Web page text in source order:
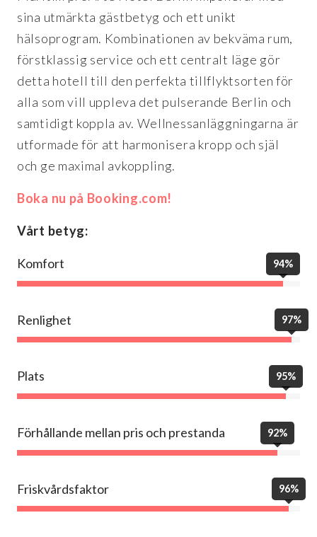
sina utmärkta gästbetyg och ett unikt
hälsoprogram. Kombinationen av bekväma rum,
förstklassig service och ett centralt läge gör
detta hotell till den perfekta tillflyktsorten för
alla som vill uppleva det pulserande Berlin och
samtidigt koppla av. Wellnessanläggningarna är
utformade för att harmonisera kropp och själ
och ge maximal avkoppling.
Boka nu på Booking.com!
Vårt betyg:
Komfort 94%
Renlighet 97%
Plats 95%
Förhållande mellan pris och prestanda 92%
Friskvårdsfaktor 96%